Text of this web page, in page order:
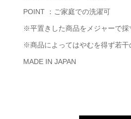
POINT ：ご家庭での洗濯可
※平置きした商品をメジャーで採
※商品によってはやむを得ず若干
MADE IN JAPAN